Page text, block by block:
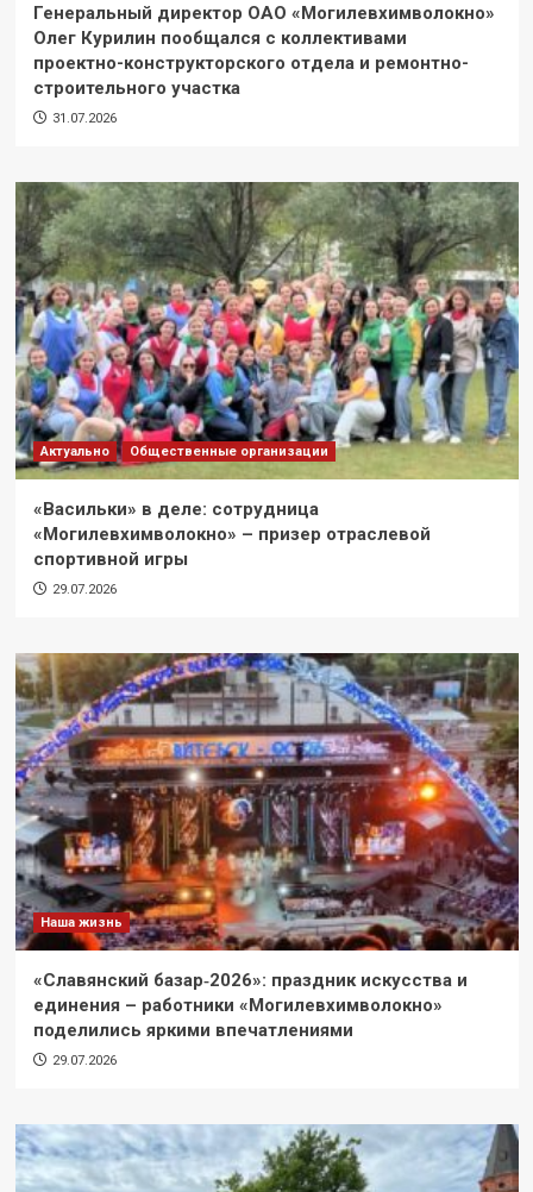
Генеральный директор ОАО «Могилевхимволокно»
Олег Курилин пообщался с коллективами
проектно-конструкторского отдела и ремонтно-
строительного участка
31.07.2026
Актуально Общественные организации
«Васильки» в деле: сотрудница
«Могилевхимволокно» – призер отраслевой
спортивной игры
29.07.2026
Наша жизнь
«Славянский базар‑2026»: праздник искусства и
единения – работники «Могилевхимволокно»
поделились яркими впечатлениями
29.07.2026